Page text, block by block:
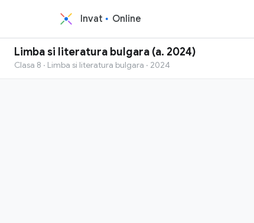
Invat Online
Limba si literatura bulgara (a. 2024)
Clasa 8 · Limba si literatura bulgara · 2024